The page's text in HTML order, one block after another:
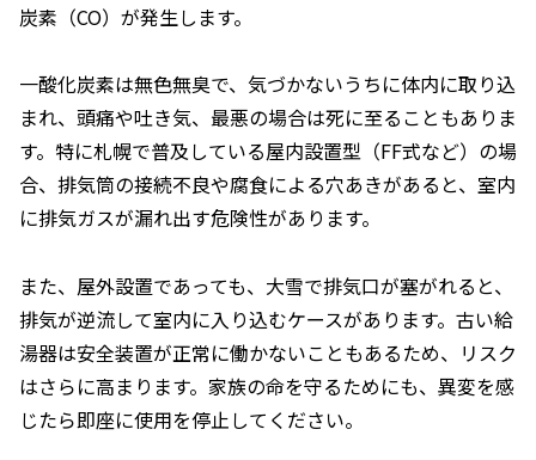
炭素（CO）が発生します。
一酸化炭素は無色無臭で、気づかないうちに体内に取り込
まれ、頭痛や吐き気、最悪の場合は死に至ることもありま
す。特に札幌で普及している屋内設置型（FF式など）の場
合、排気筒の接続不良や腐食による穴あきがあると、室内
に排気ガスが漏れ出す危険性があります。
また、屋外設置であっても、大雪で排気口が塞がれると、
排気が逆流して室内に入り込むケースがあります。古い給
湯器は安全装置が正常に働かないこともあるため、リスク
はさらに高まります。家族の命を守るためにも、異変を感
じたら即座に使用を停止してください。